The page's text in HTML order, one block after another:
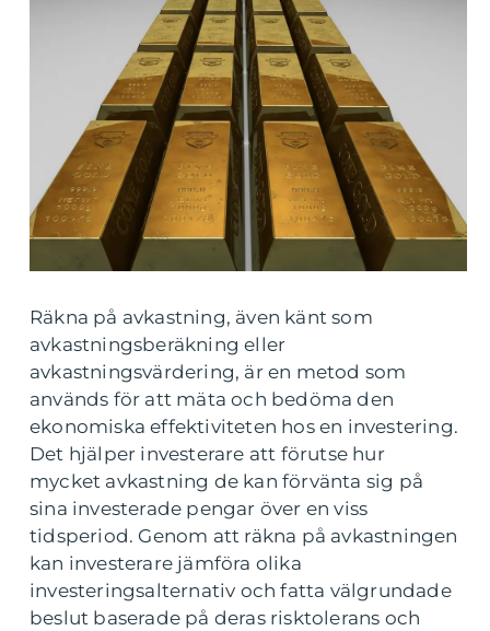
Räkna på avkastning, även känt som
avkastningsberäkning eller
avkastningsvärdering, är en metod som
används för att mäta och bedöma den
ekonomiska effektiviteten hos en investering.
Det hjälper investerare att förutse hur
mycket avkastning de kan förvänta sig på
sina investerade pengar över en viss
tidsperiod. Genom att räkna på avkastningen
kan investerare jämföra olika
investeringsalternativ och fatta välgrundade
beslut baserade på deras risktolerans och